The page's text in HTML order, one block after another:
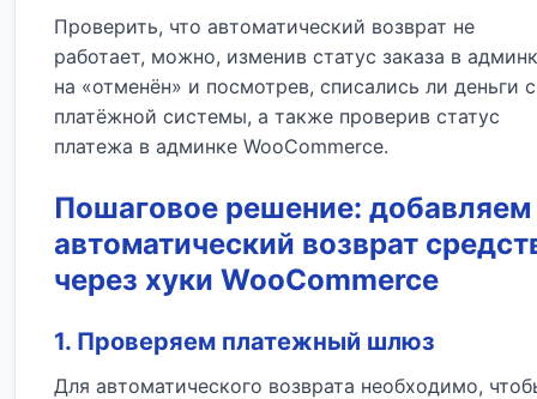
Проверить, что автоматический возврат не
работает, можно, изменив статус заказа в
на «отменён» и посмотрев, списались ли деньги с
платёжной системы, а также проверив статус
платежа в админке WooCommerce.
Пошаговое решение: добавляем
автоматический возврат
через хуки WooCommerce
1. Проверяем платежный шлюз
Для автоматического возврата необходимо,